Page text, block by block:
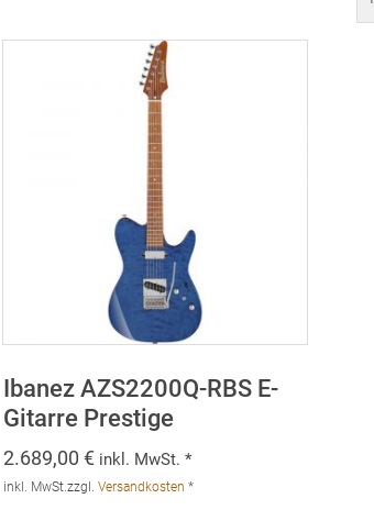
Ibanez AZS2200Q-RBS E-
Gitarre Prestige
2.689,00 € inkl. MwSt. *
inkl. MwSt.zzgl. Versandkosten *